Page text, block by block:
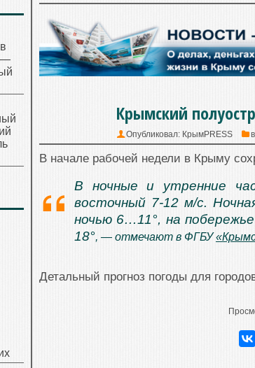
Крымский
Опубликовал: КрымPRESS в
В начале рабочей недели в Крыму
В ночные и утренние
восточный 7-12 м/с.
ночью 6…11°, на
18°, — отмечают в ФГБУ
Детальный прогноз погоды для
—